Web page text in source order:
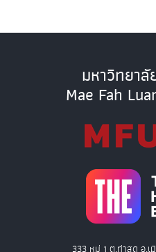
มหาวิทยา
Mae Fah